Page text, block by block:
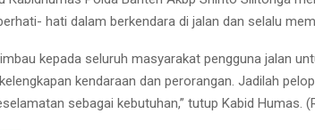
hati dalam berkendara di jalan dan selalu
kepada seluruh masyarakat pengguna jalan
kendaraan dan perorangan. Jadilah
sebagai kebutuhan,” tutup Kabid Humas.